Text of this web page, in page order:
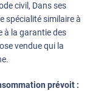
civil, Dans ses
spécialité similaire à
à la garantie des
vendue qui la
prévoit :